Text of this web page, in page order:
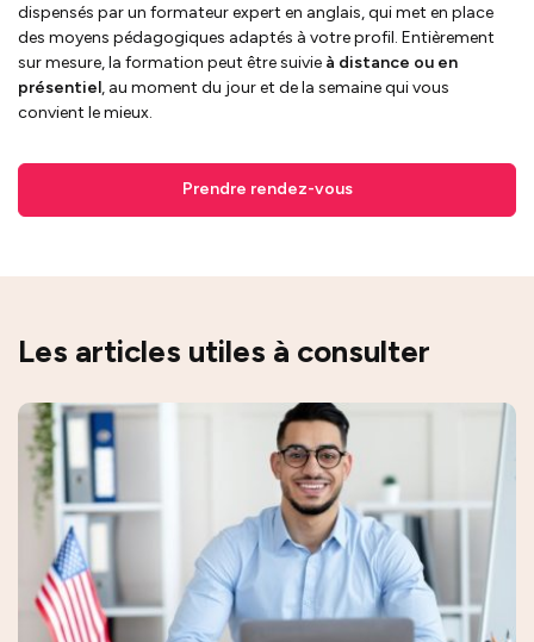
dispensés par un formateur expert en anglais, qui met en place
des moyens pédagogiques adaptés à votre profil. Entièrement
sur mesure, la formation peut être suivie à distance ou en
présentiel, au moment du jour et de la semaine qui vous
convient le mieux.
Prendre rendez-vous
Les articles utiles à consulter